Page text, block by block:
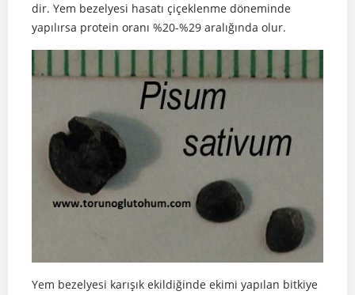
dir. Yem bezelyesi hasatı çiçeklenme döneminde
yapılırsa protein oranı %20-%29 aralığında olur.
Yem bezelyesi karışık ekildiğinde ekimi yapılan bitkiye